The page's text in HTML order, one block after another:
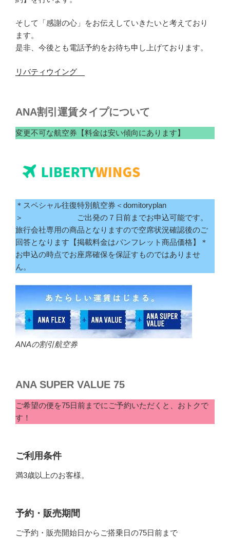
そして「感謝の心」をお伝えしていきたいと考えており
ます。
是非、今後とも電話予約をお待ち申し上げております。
リバティウイング
ANA割引運賃タイプについて
変更不可な航空券【料金は安い傾向にあります】
＊スペシャル往復特別航空券＜domitoryplan
＞ ご出発の７日前までお申込可能です。
旅行会社専用の商品となりますので空席状況確認後のご
回答となります【掲載料金はパンフレット商品価格】＊
お申込の時点でお座席確保を保証すものではありませ
ん。
ANAの割引航空券
ANA SUPER VALUE 75
ご希望の便を75日前までにご予約いただくと、おトクで
す！
ご利用条件
満3歳以上のお客様。
予約・販売期間
ご予約・販売開始日からご搭乗日の75日前まで